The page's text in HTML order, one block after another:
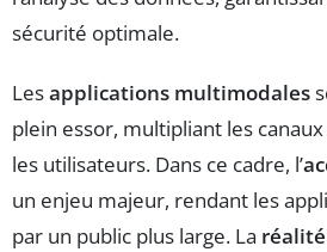
sécurité optimale.
Lesapplications multimodales
plein essor, multipliant les
les utilisateurs. Dans ce cadre, l’
un enjeu majeur, rendant les
par un public plus large. La